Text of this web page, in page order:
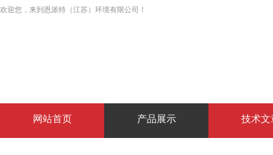
欢迎您，来到恩派特（江苏）环境有限公司！
网站首页 产品展示 技术文